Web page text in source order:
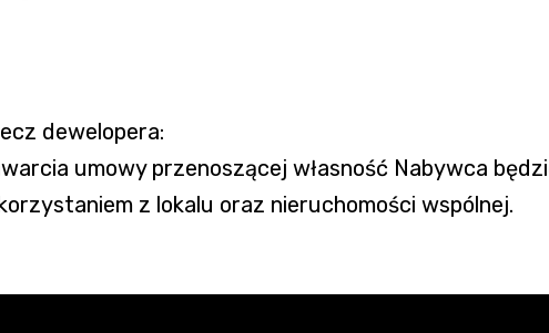
dewelopera:
umowy przenoszącej własność Nabywca
z lokalu oraz nieruchomości wspólnej.